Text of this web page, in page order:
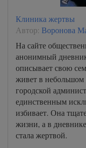
Клиника жертвы
Автор: Воронова
На сайте
анонимный
описывает свою
живет в небольшом
городской
единственным
избивает. Она
жизни, а в
стала жертвой.